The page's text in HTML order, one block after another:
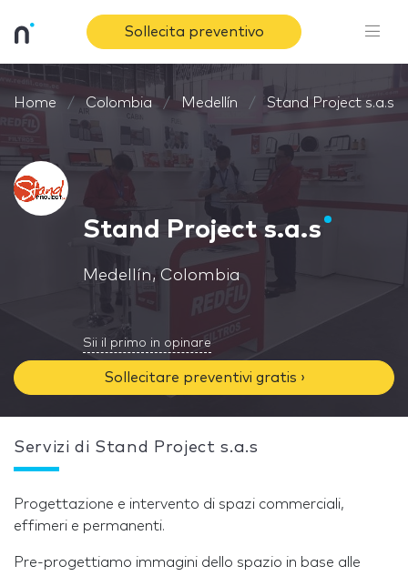
Sollecita preventivo
Home Colombia Medellín Stand Project s.a.s
Stand Project s.a.s
Medellín, Colombia
Sii il primo in opinare
Sollecitare preventivi gratis ›
Servizi di Stand Project s.a.s
Progettazione e intervento di spazi commerciali,
effimeri e permanenti.
Pre-progettiamo immagini dello spazio in base alle